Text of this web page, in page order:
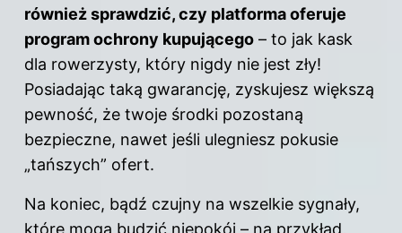
również sprawdzić, czy platforma oferuje
program ochrony kupującego – to jak kask
dla rowerzysty, który nigdy nie jest zły!
Posiadając taką gwarancję, zyskujesz większą
pewność, że twoje środki pozostaną
bezpieczne, nawet jeśli ulegniesz pokusie
„tańszych” ofert.
Na koniec, bądź czujny na wszelkie sygnały,
które mogą budzić niepokój – na przykład,